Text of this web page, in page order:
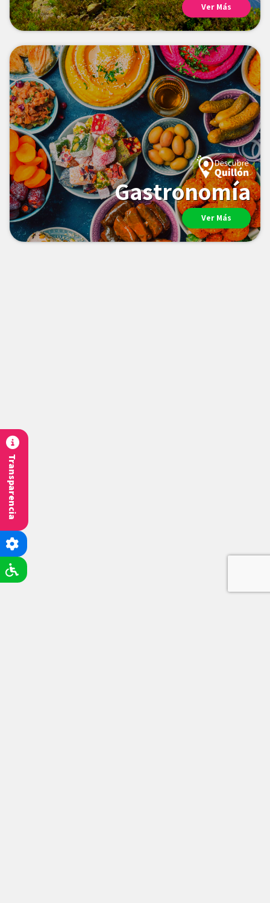
Transparencia
Ver Más
Gastronomía
Ver Más